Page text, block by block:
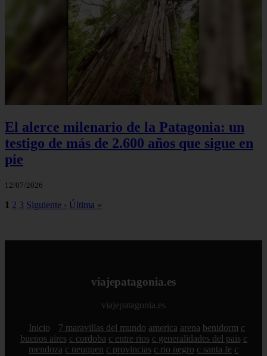
El alerce milenario de la Patagonia: un
testigo de más de 2.600 años que sigue en
pie
12/07/2026
1 2 3 Siguiente › Última »
viajepatagonia.es
viajepatagonia.es
Inicio 7 maravillas del mundo america arena benidorm c
buenos aires c cordoba c entre rios c generalidades del pais c
mendoza c neuquen c provincias c rio negro c santa fe c